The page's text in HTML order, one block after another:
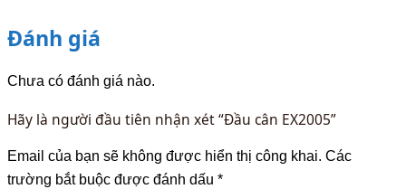
Đánh giá
Chưa có đánh giá nào.
Hãy là người đầu tiên nhận xét “Đầu cân EX2005”
Email của bạn sẽ không được hiển thị công khai. Các
trường bắt buộc được đánh dấu *